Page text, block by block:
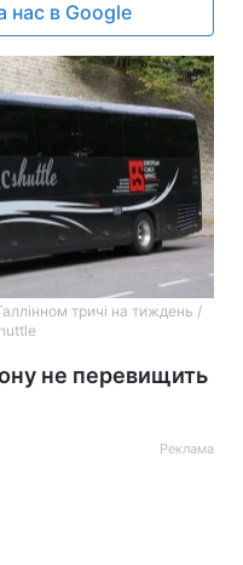
нас в Google
тричі на тиждень /
не перевищить
Реклама